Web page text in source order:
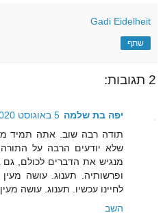
Gadi Eidelheit
שתף
2 תגובות:
יפה בת שלמה 5 באוגוסט 2020 בשעה 16:27
תודה רבה שוב. אתה תמיד
שלא יודעים הרבה על
מנגיש את הדברים לכולם,
ופרשותיה. תענוג. עושה
לחיינו עכשיו. תענוג. עושה
השב